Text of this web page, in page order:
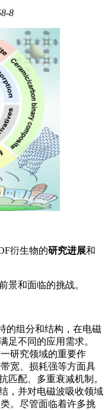
8
衍生物的研究进展和
景和面临的挑战。
的组分和结构，在电磁
足不同的应用需求。
研究领域的重要作
宽、损耗强等方面具
匹配、多重衰减机制。
，并对电磁波吸收领域
。尽管面临着许多挑